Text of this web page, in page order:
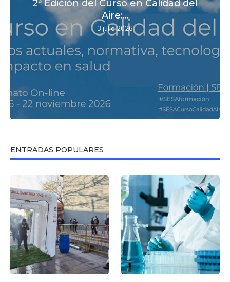
2ª Edición del Curso en Calidad del
Aire:...
3 julio 2026
ENTRADAS POPULARES